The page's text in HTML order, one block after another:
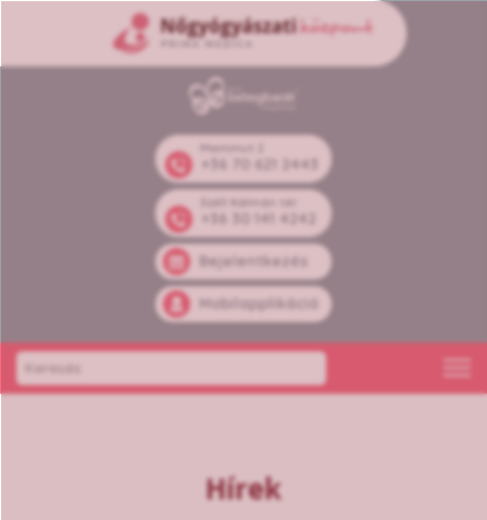
Mammut 2
+36 70 621 2443
Széll Kálmán tér
+36 30 141 4242
Bejelentkezés
Mobilapplikáció
Hírek